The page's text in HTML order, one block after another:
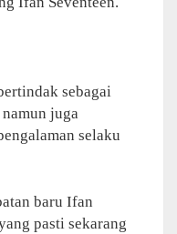
sebagai
juga
selaku
baru Ifan
pasti sekarang